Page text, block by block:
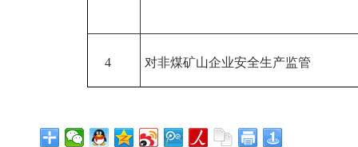
4 对非煤矿山企业安全生产监管